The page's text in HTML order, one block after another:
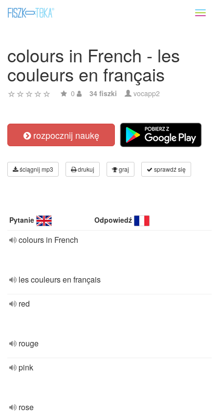
colours in French - les
couleurs en français
0 34 fiszki vocapp2
rozpocznij naukę
ściągnij mp3 drukuj graj sprawdź się
Pytanie Odpowiedź
colours in French
les couleurs en français
red
rouge
pink
rose